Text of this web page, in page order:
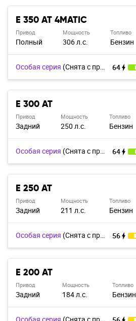
E 350 AT 4MATIC
Привод
Полный
Мощность
306 л.с.
Топливо
Бензин
Особая серия (Cнята с производства) 64
E 300 AT
Привод
Задний
Мощность
250 л.с.
Топливо
Бензин
Особая серия (Cнята с производства) 64
E 250 AT
Привод
Задний
Мощность
211 л.с.
Топливо
Бензин
Особая серия (Cнята с производства) 56
E 200 AT
Привод
Задний
Мощность
184 л.с.
Топливо
Бензин